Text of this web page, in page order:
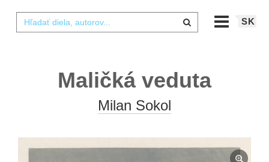
SK
Maličká veduta
Milan Sokol